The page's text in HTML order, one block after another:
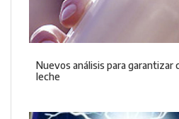
Nuevos análisis para garantizar
leche